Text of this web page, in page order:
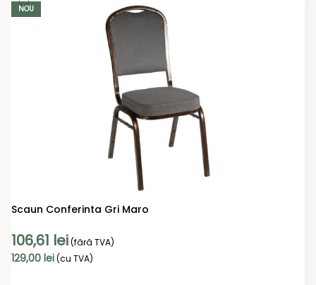
NOU
Scaun Conferinta Gri Maro
106,61 lei(fără TVA)
129,00 lei(cu TVA)